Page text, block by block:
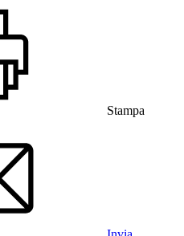
Stampa